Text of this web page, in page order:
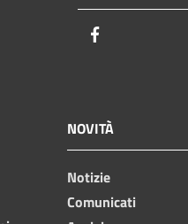
NOVITÀ
Notizie
Comunicati